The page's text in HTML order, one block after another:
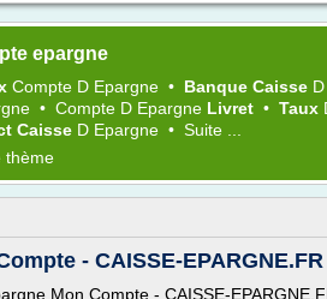
epargne
Compte D Epargne • Banque Caisse D
• Compte D Epargne Livret • Taux
Caisse D Epargne • Suite ...
thème
- CAISSE-EPARGNE.FR
Mon Compte - CAISSE-